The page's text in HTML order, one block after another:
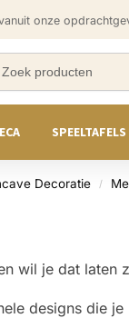
onze
SPEELTAFELS
Decoratie /
wil je dat
designs die